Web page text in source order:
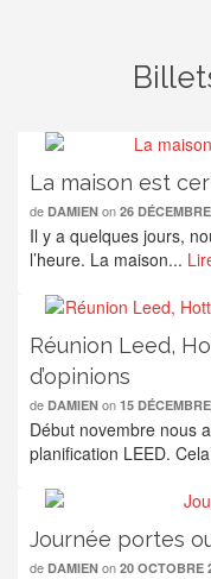
La maison est
de DAMIEN on 26
Il y a quelques jours,
l’heure. La maison...
Réunion Leed,
d’opinions
de DAMIEN on 15
Début novembre nous
planification LEED.
Journée portes
de DAMIEN on 20 OCTOBRE